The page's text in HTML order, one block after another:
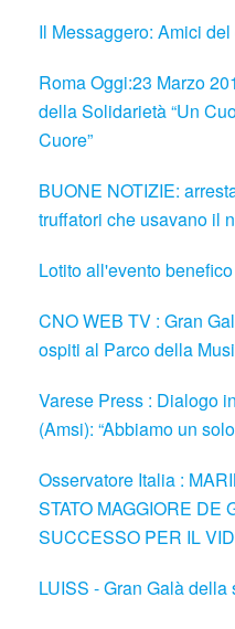
Il Messaggero: Amici
Roma Oggi:23 Marzo
della Solidarietà “Un
Cuore”
BUONE NOTIZIE:
truffatori che usavano il
Lotito all'evento
CNO WEB TV : Gran
ospiti al Parco della
Varese Press : Dialogo
(Amsi): “Abbiamo un
Osservatore Italia :
STATO MAGGIORE DE
SUCCESSO PER IL
LUISS - Gran Galà della